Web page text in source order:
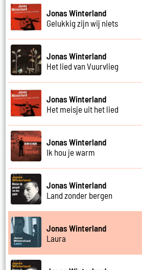
Jonas Winterland
Gelukkig zijn wij niets
Jonas Winterland
Het lied van Vuurvlieg
Jonas Winterland
Het meisje uit het lied
Jonas Winterland
Ik hou je warm
Jonas Winterland
Land zonder bergen
Jonas Winterland
Laura